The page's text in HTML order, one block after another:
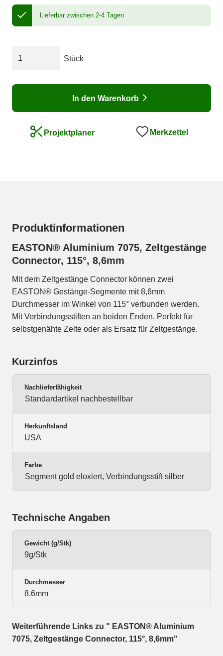
Lieferbar zwischen 2-4 Tagen
Stück
In den Warenkorb
Projektplaner Merkzettel
Produktinformationen
EASTON® Aluminium 7075, Zeltgestänge
Connector, 115°, 8,6mm
Mit dem Zeltgestänge Connector können zwei
EASTON® Gestänge-Segmente mit 8,6mm
Durchmesser im Winkel von 115° verbunden werden.
Mit Verbindungsstiften an beiden Enden. Perfekt für
selbstgenähte Zelte oder als Ersatz für Zeltgestänge.
Kurzinfos
Nachlieferfähigkeit
Standardartikel nachbestellbar
Herkunftsland
USA
Farbe
Segment gold eloxiert, Verbindungsstift silber
Technische Angaben
Gewicht (g/Stk)
9g/Stk
Durchmesser
8,6mm
Weiterführende Links zu " EASTON® Aluminium
7075, Zeltgestänge Connector, 115°, 8,6mm"